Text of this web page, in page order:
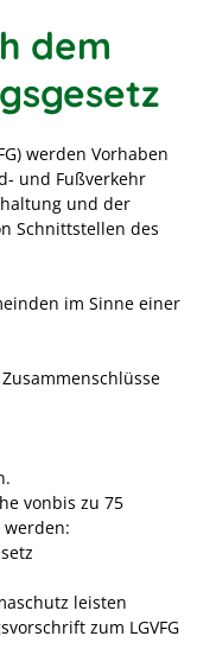
dem
werden Vorhaben
und Fußverkehr
und der
Schnittstellen des
im Sinne einer
vonbis zu 75
leisten
zum LGVFG